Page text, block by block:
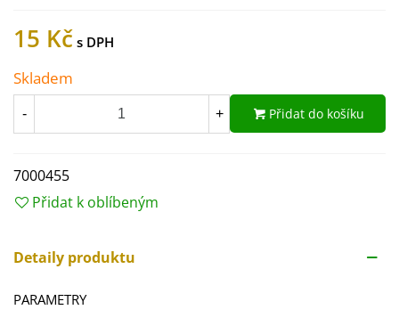
15 Kč
Skladem
- + Přidat do košíku
7000455
Přidat k oblíbeným
Detaily produktu
PARAMETRY